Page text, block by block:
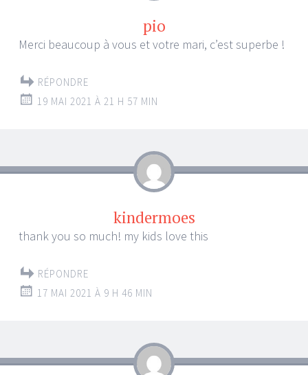
pio
Merci beaucoup à vous et votre mari, c’est superbe !
RÉPONDRE
19 MAI 2021 À 21 H 57 MIN
kindermoes
thank you so much! my kids love this
RÉPONDRE
17 MAI 2021 À 9 H 46 MIN